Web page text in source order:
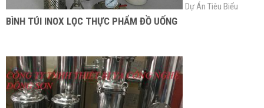
Dự Án Tiêu Biểu
BÌNH TÚI INOX LỌC THỰC PHẨM ĐỒ UỐNG